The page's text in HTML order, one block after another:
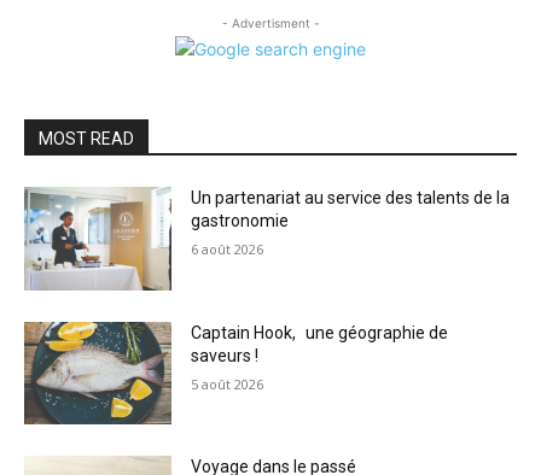
- Advertisment -
MOST READ
Un partenariat au service des talents de la
gastronomie
6 août 2026
Captain Hook, une géographie de
saveurs !
5 août 2026
Voyage dans le passé